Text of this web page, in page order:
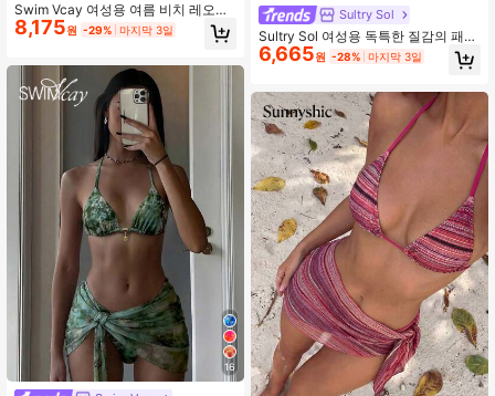
Swim Vcay 여성용 여름 비치 레오파
드 프린트 탱크니 수영복 세트
8,175원 -29% 마지막 3일
16
Sultry Sol
Sultry Sol 여성용 독특한 질감의 패브
릭 비키니 투피스 수영복, 귀여운 스파
게티 스트랩 백리스 디자인 휴가 해변
6,665원 -28% 마지막 3일